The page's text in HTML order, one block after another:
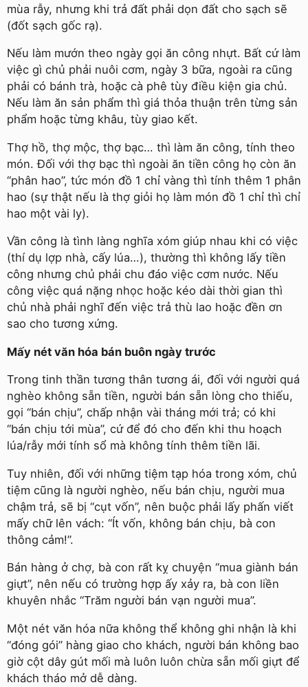
mùa rẫy, nhưng khi trả đất phải dọn đất cho sạch sẽ
(đốt sạch gốc rạ).
Nếu làm mướn theo ngày gọi ăn công nhựt. Bất cứ làm
việc gì chủ phải nuôi cơm, ngày 3 bữa, ngoài ra cũng
phải có bánh trà, hoặc cà phê tùy điều kiện gia chủ.
Nếu làm ăn sản phẩm thì giá thỏa thuận trên từng sản
phẩm hoặc từng khâu, tùy giao kết.
Thợ hồ, thợ mộc, thợ bạc… thì làm ăn công, tính theo
món. Đối với thợ bạc thì ngoài ăn tiền công họ còn ăn
“phân hao”, tức món đồ 1 chỉ vàng thì tính thêm 1 phân
hao (sự thật nếu là thợ giỏi họ làm món đồ 1 chỉ thì chỉ
hao một vài ly).
Vần công là tình làng nghĩa xóm giúp nhau khi có việc
(thí dụ lợp nhà, cấy lúa…), thường thì không lấy tiền
công nhưng chủ phải chu đáo việc cơm nước. Nếu
công việc quá nặng nhọc hoặc kéo dài thời gian thì
chủ nhà phải nghĩ đến việc trả thù lao hoặc đền ơn
sao cho tương xứng.
Mấy nét văn hóa bán buôn ngày trước
Trong tinh thần tương thân tương ái, đối với người quá
nghèo không sẵn tiền, người bán sẵn lòng cho thiếu,
gọi “bán chịu”, chấp nhận vài tháng mới trả; có khi
“bán chịu tới mùa”, cứ để đó cho đến khi thu hoạch
lúa/rẫy mới tính sổ mà không tính thêm tiền lãi.
Tuy nhiên, đối với những tiệm tạp hóa trong xóm, chủ
tiệm cũng là người nghèo, nếu bán chịu, người mua
chậm trả, sẽ bị “cụt vốn”, nên buộc phải lấy phấn viết
mấy chữ lên vách: “Ít vốn, không bán chịu, bà con
thông cảm!”.
Bán hàng ở chợ, bà con rất kỵ chuyện “mua giành bán
giựt”, nên nếu có trường hợp ấy xảy ra, bà con liền
khuyên nhắc “Trăm người bán vạn người mua”.
Một nét văn hóa nữa không thể không ghi nhận là khi
“đóng gói” hàng giao cho khách, người bán không bao
giờ cột dây gút mối mà luôn luôn chừa sẵn mối giựt để
khách tháo mở dễ dàng.